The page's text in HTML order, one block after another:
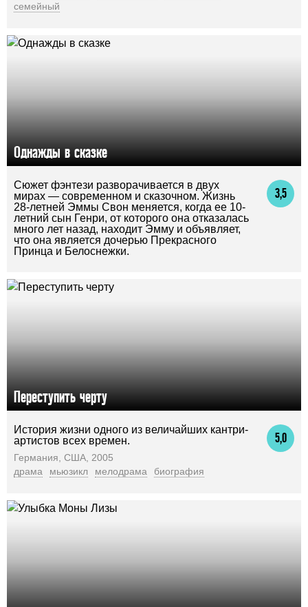
семейный
Однажды в сказке
3,5
Сюжет фэнтези разворачивается в двух
мирах — современном и сказочном. Жизнь
28-летней Эммы Свон меняется, когда ее 10-
летний сын Генри, от которого она отказалась
много лет назад, находит Эмму и объявляет,
что она является дочерью Прекрасного
Принца и Белоснежки.
Переступить черту
5,0
История жизни одного из величайших кантри-
артистов всех времен.
Германия, США, 2005
драма
мьюзикл мелодрама биография